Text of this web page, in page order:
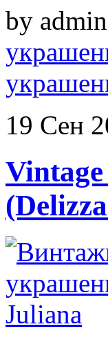
by admin
19 Сен